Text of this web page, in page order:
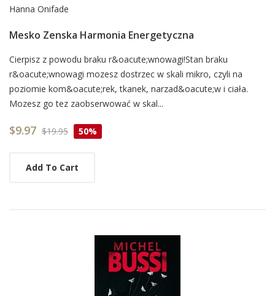
Hanna Onifade
Mesko Zenska Harmonia Energetyczna
Card
List
Article
Cierpisz z powodu braku r&oacute;wnowagi!Stan braku
r&oacute;wnowagi mozesz dostrzec w skali mikro, czyli na
poziomie kom&oacute;rek, tkanek, narzad&oacute;w i ciała.
Mozesz go tez zaobserwować w skal...
$9.97 $19.95 50%
Add To Cart